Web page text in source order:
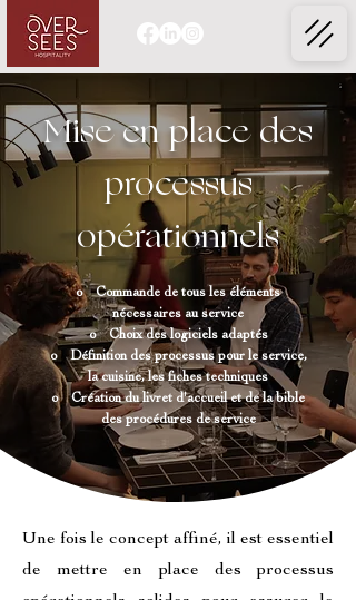
Mise en place des
processus
opérationnels
o Commande de tous les éléments
nécessaires au service
o Choix des logiciels adaptés
o Définition des processus pour le service,
la cuisine, les fiches techniques
o Création du livret d'accueil et de la bible
des procédures de service
Une fois le concept affiné, il est essentiel
de mettre en place des processus